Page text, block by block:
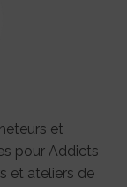
et
pour Addicts
et ateliers de